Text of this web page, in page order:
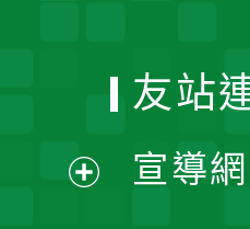
友站
宣導